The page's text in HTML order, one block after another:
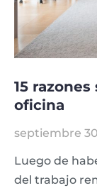
15
oficina
septiembre
Luego de
del trabajo